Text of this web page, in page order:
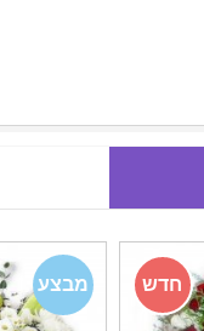
חדש מבצע